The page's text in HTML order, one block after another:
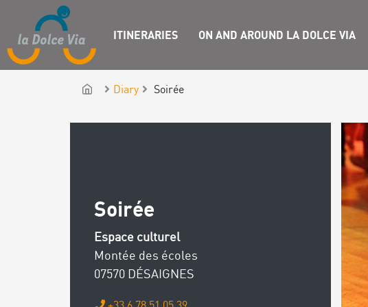
ITINERARIES ON AND AROUND LA DOLCE VIA
Diary Soirée
Soirée
Espace culturel
Montée des écoles
07570 DÉSAIGNES